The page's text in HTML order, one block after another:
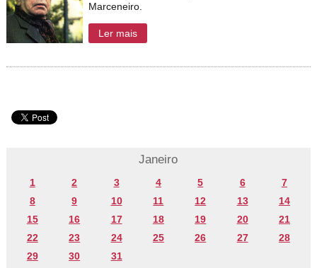
Marceneiro.
Ler mais
Janeiro
1 2 3 4 5 6
7
8
9 10 11 12 13
14
15
16 17 18 19 20
21
22
23 24 25 26 27
28
29
30 31